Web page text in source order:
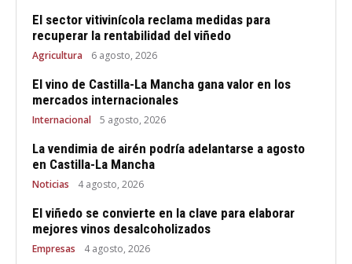
El sector vitivinícola reclama medidas para
recuperar la rentabilidad del viñedo
Agricultura 6 agosto, 2026
El vino de Castilla-La Mancha gana valor en los
mercados internacionales
Internacional 5 agosto, 2026
La vendimia de airén podría adelantarse a agosto
en Castilla-La Mancha
Noticias 4 agosto, 2026
El viñedo se convierte en la clave para elaborar
mejores vinos desalcoholizados
Empresas 4 agosto, 2026